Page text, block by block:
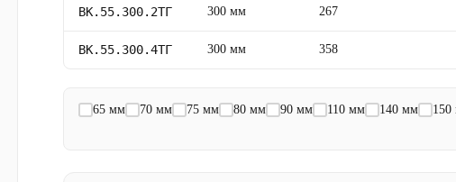
ВК.55.300.2ТГ 300 мм 267
ВК.55.300.4ТГ 300 мм 358
65 мм 70 мм 75 мм 80 мм 90 мм 110 мм 140 мм